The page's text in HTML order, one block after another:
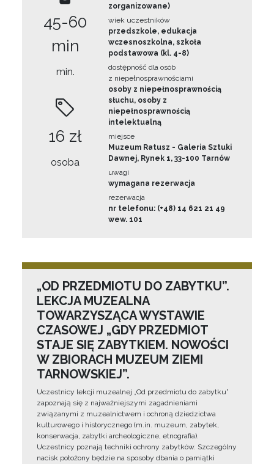
45-60
min
min.
16 zł
osoba
zorganizowane)
wiek uczestników
przedszkole, edukacja
wczesnoszkolna, szkoła
podstawowa (kl. 4-8)
dostępność dla osób
z niepełnosprawnościami
osoby z niepełnosprawnością
słuchu, osoby z
niepełnosprawnością
intelektualną
miejsce
Muzeum Ratusz - Galeria Sztuki
Dawnej, Rynek 1, 33-100 Tarnów
uwagi
wymagana rezerwacja
rezerwacja
nr telefonu: (+48) 14 621 21 49
wew. 101
„OD PRZEDMIOTU DO ZABYTKU”.
LEKCJA MUZEALNA
TOWARZYSZĄCA WYSTAWIE
CZASOWEJ „GDY PRZEDMIOT
STAJE SIĘ ZABYTKIEM. NOWOŚCI
W ZBIORACH MUZEUM ZIEMI
TARNOWSKIEJ”.
Uczestnicy lekcji muzealnej „Od przedmiotu do zabytku”
zapoznają się z najważniejszymi zagadnieniami
związanymi z muzealnictwem i ochroną dziedzictwa
kulturowego i historycznego (m.in. muzeum, zabytek,
konserwacja, zabytki archeologiczne, etnografia).
Uczestnicy poznają techniki ochrony zabytków. Szczególny
nacisk położony będzie na sposoby dbania o pamiątki